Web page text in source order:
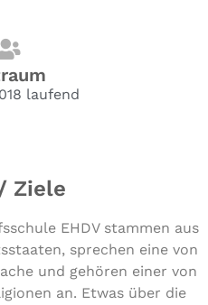
laufend
Ziele
EHDV stammen aus
sprechen eine von
und gehören einer von
an. Etwas über die